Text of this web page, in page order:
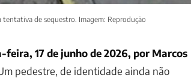
de sequestro. Imagem: Reprodução
feira, 17 de junho de 2026, por Marcos
pedestre, de identidade ainda não